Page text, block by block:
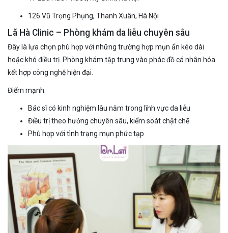
126 Vũ Trọng Phụng, Thanh Xuân, Hà Nội
Lã Hà Clinic – Phòng khám da liễu chuyên sâu
Đây là lựa chọn phù hợp với những trường hợp mụn ẩn kéo dài
hoặc khó điều trị. Phòng khám tập trung vào phác đồ cá nhân hóa
kết hợp công nghệ hiện đại.
Điểm mạnh:
Bác sĩ có kinh nghiệm lâu năm trong lĩnh vực da liễu
Điều trị theo hướng chuyên sâu, kiểm soát chặt chẽ
Phù hợp với tình trạng mụn phức tạp